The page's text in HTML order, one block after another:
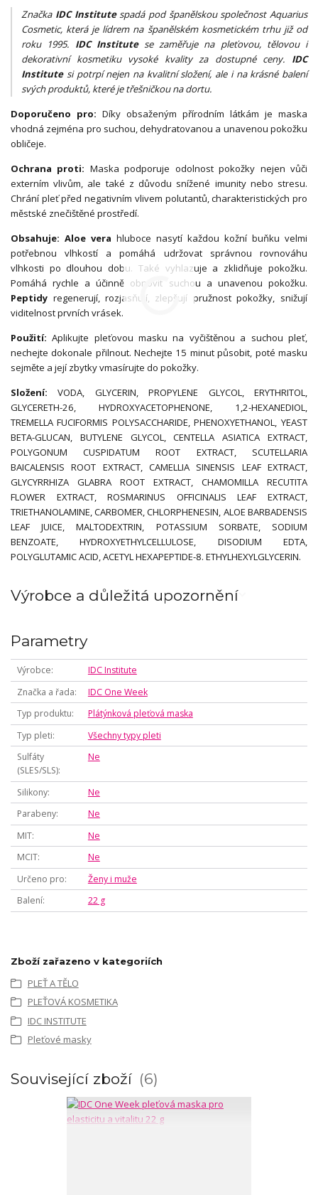
Značka IDC Institutespadá pod španělskou společnost Aquarius
Cosmetic, která je lídrem na španělském kosmetickém trhu již od
roku 1995. IDC Institutese zaměřuje na pleťovou, tělovou i
dekorativní kosmetiku vysoké kvality za dostupné ceny. IDC
Institutesi potrpí nejen na kvalitní složení, ale i na krásné balení
svých produktů, které je třešničkou na dortu.
Doporučeno pro: Díky obsaženým přírodním látkám je maska
vhodná zejména pro suchou, dehydratovanou a unavenou pokožku
obličeje.
Ochrana proti: Maska podporuje odolnost pokožky nejen vůči
externím vlivům, ale také z důvodu snížené imunity nebo stresu.
Chrání pleť před negativním vlivem polutantů, charakteristických pro
městské znečištěné prostředí.
Obsahuje: Aloe vera hluboce nasytí každou kožní buňku velmi
potřebnou vlhkostí a pomáhá udržovat správnou rovnováhu
vlhkosti po dlouhou dobu. Také vyhlazuje a zklidňuje pokožku.
Pomáhá rychle a účinně obnovit suchou a unavenou pokožku.
Peptidy regenerují, rozjasňují, zlepšují pružnost pokožky, snižují
viditelnost prvních vrásek.
Použití: Aplikujte pleťovou masku na vyčištěnou a suchou pleť,
nechejte dokonale přilnout. Nechejte 15 minut působit, poté masku
sejměte a její zbytky vmasírujte do pokožky.
Složení: VODA, GLYCERIN, PROPYLENE GLYCOL, ERYTHRITOL,
GLYCERETH-26, HYDROXYACETOPHENONE, 1,2-HEXANEDIOL,
TREMELLA FUCIFORMIS POLYSACCHARIDE, PHENOXYETHANOL, YEAST
BETA-GLUCAN, BUTYLENE GLYCOL, CENTELLA ASIATICA EXTRACT,
POLYGONUM CUSPIDATUM ROOT EXTRACT, SCUTELLARIA
BAICALENSIS ROOT EXTRACT, CAMELLIA SINENSIS LEAF EXTRACT,
GLYCYRRHIZA GLABRA ROOT EXTRACT, CHAMOMILLA RECUTITA
FLOWER EXTRACT, ROSMARINUS OFFICINALIS LEAF EXTRACT,
TRIETHANOLAMINE, CARBOMER, CHLORPHENESIN, ALOE BARBADENSIS
LEAF JUICE, MALTODEXTRIN, POTASSIUM SORBATE, SODIUM
BENZOATE, HYDROXYETHYLCELLULOSE, DISODIUM EDTA,
POLYGLUTAMIC ACID, ACETYL HEXAPEPTIDE-8. ETHYLHEXYLGLYCERIN.
Výrobce a důležitá upozornění
Parametry
Výrobce
IDC Institute
Značka a řada
IDC One Week
Typ produktu
Plátýnková pleťová maska
Typ pleti
Všechny typy pleti
Sulfáty
(SLES/SLS)
Ne
Silikony
Ne
Parabeny
Ne
MIT
Ne
MCIT
Ne
Určeno pro
Ženy i muže
Balení
22 g
Zboží zařazeno v kategoriích
PLEŤ A TĚLO
PLEŤOVÁ KOSMETIKA
IDC INSTITUTE
Pleťové masky
Související zboží 6